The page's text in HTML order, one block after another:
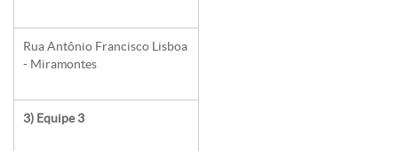
Rua Antônio Francisco Lisboa
- Miramontes
3) Equipe 3